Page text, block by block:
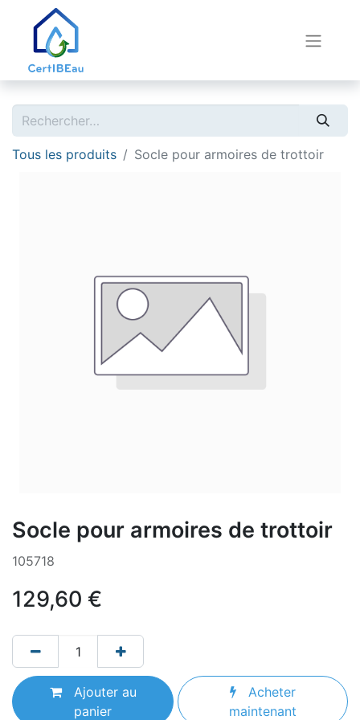
Tous les produits Socle pour armoires de trottoir
Socle pour armoires de trottoir
105718
129,60 €
Ajouter au
panier
Acheter
maintenant